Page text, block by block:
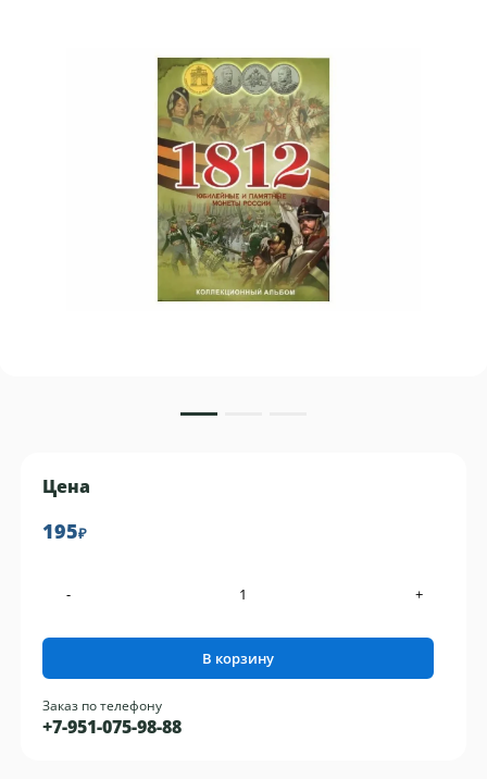
Цена
195₽
- +
В корзину
Заказ по телефону
+7-951-075-98-88